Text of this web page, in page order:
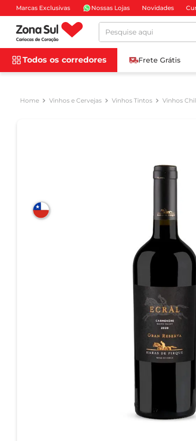
Marcas Exclusivas Nossas Lojas Novidades
Pesquise aqui
Todos os corredores Frete Grátis
Vinhos e Cervejas Vinhos Tintos Vinhos